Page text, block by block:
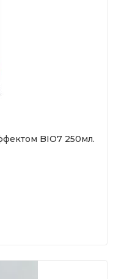
BIO7 250мл.